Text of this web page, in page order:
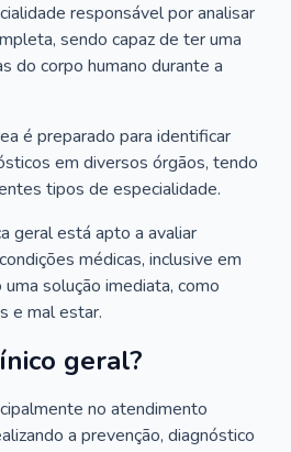
responsável por analisar
sendo capaz de ter uma
do corpo humano durante a
é preparado para identificar
em diversos órgãos, tendo
tipos de especialidade.
geral está apto a avaliar
médicas, inclusive em
solução imediata, como
e mal estar.
geral?
no atendimento
a prevenção, diagnóstico